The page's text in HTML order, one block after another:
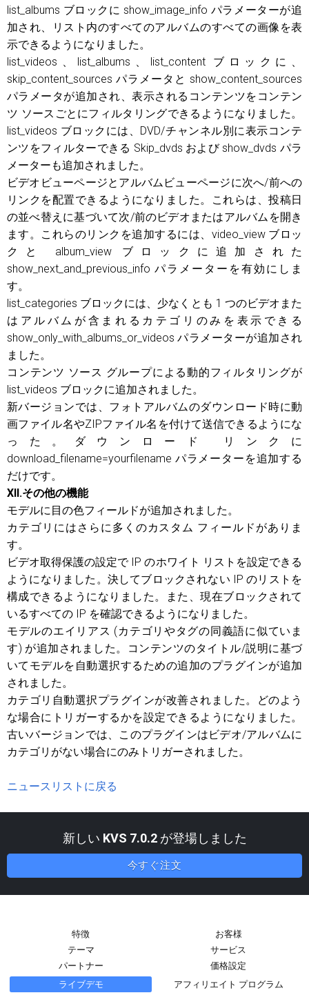
list_albums ブロックに show_image_info パラメーターが追
加され、リスト内のすべてのアルバムのすべての画像を表
示できるようになりました。
list_videos、list_albums、list_content ブロックに、
skip_content_sources パラメータと show_content_sources
パラメータが追加され、表示されるコンテンツをコンテン
ツ ソースごとにフィルタリングできるようになりました。
list_videos ブロックには、DVD/チャンネル別に表示コンテ
ンツをフィルターできる Skip_dvds および show_dvds パラ
メーターも追加されました。
ビデオビューページとアルバムビューページに次へ/前への
リンクを配置できるようになりました。これらは、投稿日
の並べ替えに基づいて次/前のビデオまたはアルバムを開き
ます。これらのリンクを追加するには、video_view ブロッ
クと album_view ブロックに追加された
show_next_and_previous_info パラメーターを有効にしま
す。
list_categories ブロックには、少なくとも 1 つのビデオまた
はアルバムが含まれるカテゴリのみを表示できる
show_only_with_albums_or_videos パラメーターが追加され
ました。
コンテンツ ソース グループによる動的フィルタリングが
list_videos ブロックに追加されました。
新バージョンでは、フォトアルバムのダウンロード時に動
画ファイル名やZIPファイル名を付けて送信できるようにな
った。ダウンロード リンクに
download_filename=yourfilename パラメーターを追加する
だけです。
XII.その他の機能
モデルに目の色フィールドが追加されました。
カテゴリにはさらに多くのカスタム フィールドがありま
す。
ビデオ取得保護の設定で IP のホワイト リストを設定できる
ようになりました。決してブロックされない IP のリストを
構成できるようになりました。また、現在ブロックされて
いるすべての IP を確認できるようになりました。
モデルのエイリアス (カテゴリやタグの同義語に似ていま
す) が追加されました。コンテンツのタイトル/説明に基づ
いてモデルを自動選択するための追加のプラグインが追加
されました。
カテゴリ自動選択プラグインが改善されました。どのよう
な場合にトリガーするかを設定できるようになりました。
古いバージョンでは、このプラグインはビデオ/アルバムに
カテゴリがない場合にのみトリガーされました。
ニュースリストに戻る
新しい KVS 7.0.2が登場しました
今すぐ注文
特徴
お客様
テーマ
サービス
パートナー
価格設定
ライブデモ
アフィリエイト プログラム